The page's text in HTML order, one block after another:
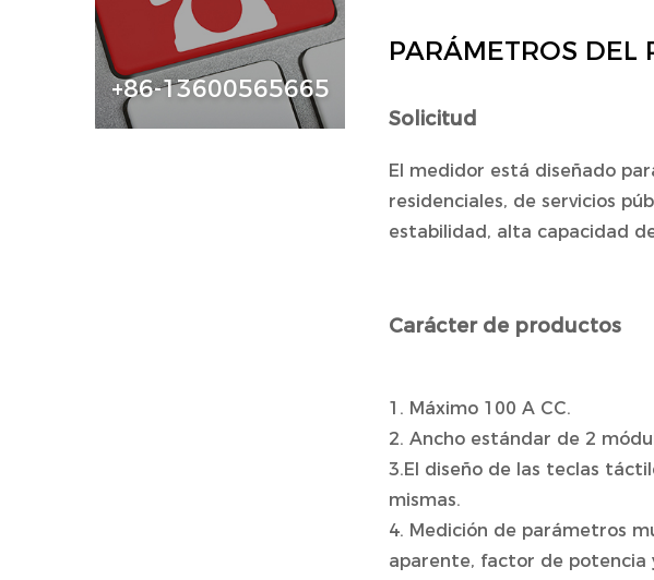
+86-13600565665
PARÁMETROS DEL
Solicitud
El medidor está diseñado
residenciales, de servicios
estabilidad, alta capacidad
Carácter de productos
1. Máximo 100 A CC.
2. Ancho estándar de 2
3.El diseño de las teclas
mismas.
4. Medición de parámetros
aparente, factor de potencia